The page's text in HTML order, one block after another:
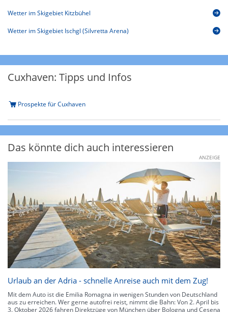
Wetter im Skigebiet Kitzbühel
Wetter im Skigebiet Ischgl (Silvretta Arena)
Cuxhaven: Tipps und Infos
Prospekte für Cuxhaven
Das könnte dich auch interessieren
ANZEIGE
Urlaub an der Adria - schnelle Anreise auch mit dem Zug!
Mit dem Auto ist die Emilia Romagna in wenigen Stunden von Deutschland
aus zu erreichen. Wer gerne autofrei reist, nimmt die Bahn: Von 2. April bis
3. Oktober 2026 fahren Direktzüge von München über Bologna und Cesena